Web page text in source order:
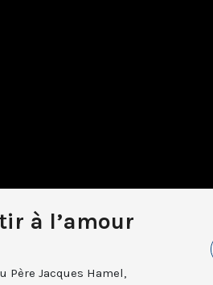
à l’amour
Père Jacques Hamel,